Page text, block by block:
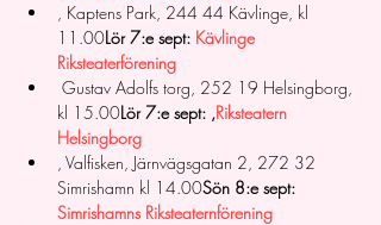
, Kaptens Park, 244 44 Kävlinge, kl
11.00Lör 7:e sept: Kävlinge
Riksteaterförening
kl 15.00Lör 7:e sept: ,Riksteatern
Helsingborg
, Valfisken, Järnvägsgatan 2, 272 32
Simrishamn kl 14.00Sön 8:e sept:
Simrishamns Riksteaternförening